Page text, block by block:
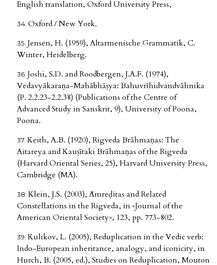
English translation, Oxford University Press,
Oxford / New York.
Jensen, H. (1959), Altarmenische Grammatik, C.
Winter, Heidelberg.
Joshi, S.D. and Roodbergen, J.A.F. (1974),
Vedavyākaraṇa-Mahābhāṣya: Bahuvrīhidvandvāhnika
(P. 2.2.23-2.2.38) (Publications of the Centre of
Advanced Study in Sanskrit, 9), University of Poona,
Poona.
Keith, A.B. (1920), Rigveda Brāhmaṇas: The
Aitareya and Kauṣītaki Brāhmaṇas of the Rigveda
(Harvard Oriental Series, 25), Harvard University Press,
Cambridge (MA).
Klein, J.S. (2003), Āmreḍitas and Related
Constellations in the Rigveda, in «Journal of the
American Oriental Society», 123, pp. 773-802.
Kulikov, L. (2005), Reduplication in the Vedic verb:
Indo-European inheritance, analogy, and iconicity, in
Hurch, B. (2005, ed.), Studies on Reduplication, Mouton